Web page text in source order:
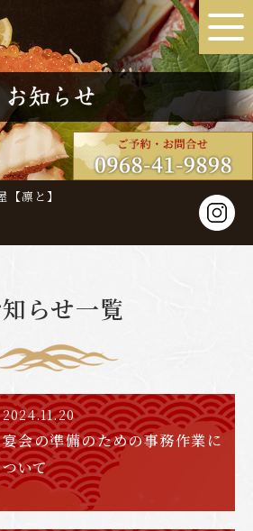
凛と】
らせ一覧
2024.11.20
宴会の準備のための事務作業に
ついて